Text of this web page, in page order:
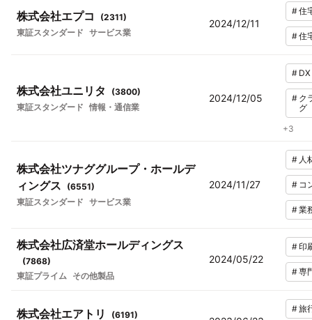
株式会社エプコ (2311)
東証スタンダード サービス業
2024/12/11
#住
#住
株式会社ユニリタ (3800)
東証スタンダード 情報・通信業
2024/12/05
# DX
# ク
グ
+3
株式会社ツナググループ・ホールデ
ィングス
(6551)
東証スタンダード サービス業
2024/11/27
# 人
# コ
#業
株式会社広済堂ホールディングス
(7868)
東証プライム その他製品
2024/05/22
#印
#専
株式会社エアトリ (6191)
#旅